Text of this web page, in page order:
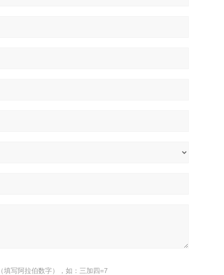
填写阿拉伯数字），如：三加四=7